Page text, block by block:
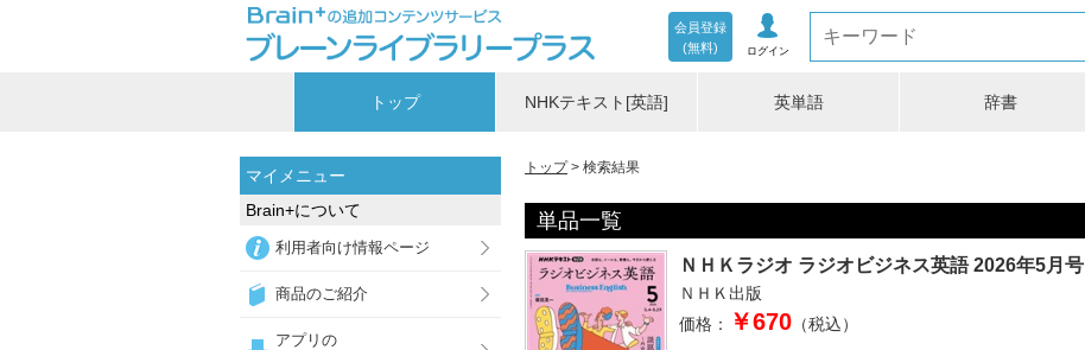
ログイン
会員登録
(無料)
トップ NHKテキスト[英語] 英単語 辞書
トップ 検索結果
単品一覧
ＮＨＫラジオ ラジオビジネス英語 2026年5月号
ＮＨＫ出版
価格：
￥670 （税込）
マイメニュー
Brain+について
利用者向け情報ページ
商品のご紹介
アプリの